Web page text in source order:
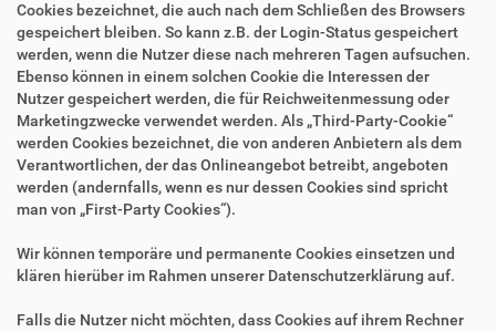
Cookies bezeichnet, die auch nach dem Schließen des Browsers
gespeichert bleiben. So kann z.B. der Login-Status gespeichert
werden, wenn die Nutzer diese nach mehreren Tagen aufsuchen.
Ebenso können in einem solchen Cookie die Interessen der
Nutzer gespeichert werden, die für Reichweitenmessung oder
Marketingzwecke verwendet werden. Als „Third-Party-Cookie“
werden Cookies bezeichnet, die von anderen Anbietern als dem
Verantwortlichen, der das Onlineangebot betreibt, angeboten
werden (andernfalls, wenn es nur dessen Cookies sind spricht
man von „First-Party Cookies“).
Wir können temporäre und permanente Cookies einsetzen und
klären hierüber im Rahmen unserer Datenschutzerklärung auf.
Falls die Nutzer nicht möchten, dass Cookies auf ihrem Rechner